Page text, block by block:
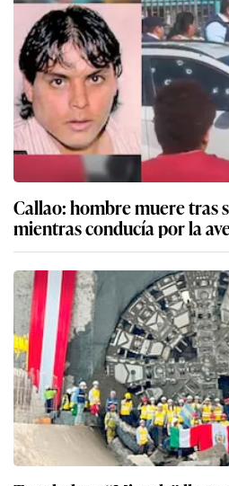
Callao: hombre muere tras
mientras conducía por la